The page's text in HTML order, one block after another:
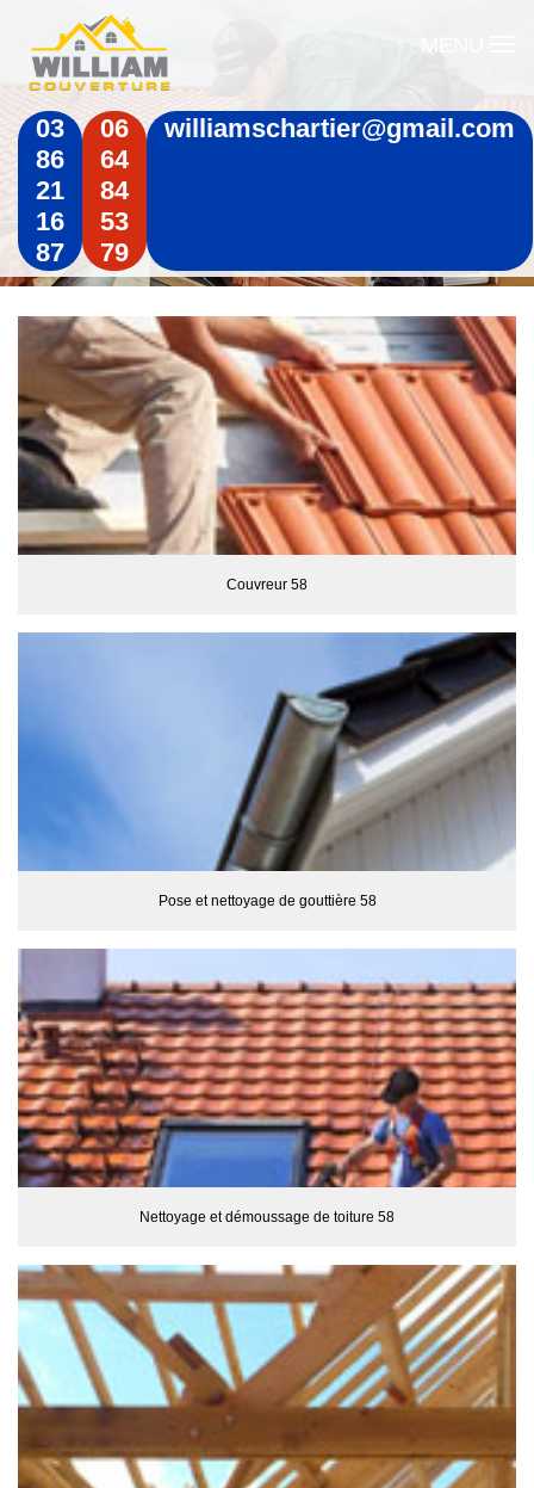
MENU
03
86
21
16
87
06
64
84
53
79
williamschartier@gmail.com
Couvreur 58
Pose et nettoyage de gouttière 58
Nettoyage et démoussage de toiture 58